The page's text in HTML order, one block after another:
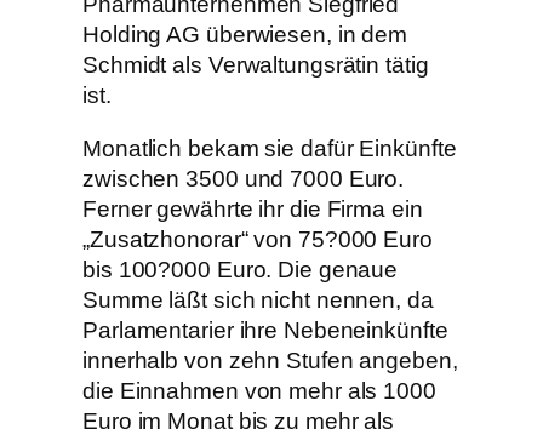
Holding AG überwiesen, in dem
Schmidt als Verwaltungsrätin tätig
ist.
Monatlich bekam sie dafür Einkünfte
zwischen 3500 und 7000 Euro.
Ferner gewährte ihr die Firma ein
„Zusatzhonorar“ von 75?000 Euro
bis 100?000 Euro. Die genaue
Summe läßt sich nicht nennen, da
Parlamentarier ihre Nebeneinkünfte
innerhalb von zehn Stufen angeben,
die Einnahmen von mehr als 1000
Euro im Monat bis zu mehr als